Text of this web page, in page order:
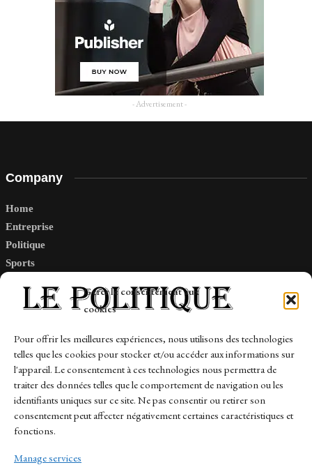
Gérer le consentement aux
cookies
Pour offrir les meilleures expériences, nous utilisons des technologies
telles que les cookies pour stocker et/ou accéder aux informations sur
l'appareil. Le consentement à ces technologies nous permettra de
traiter des données telles que le comportement de navigation ou les
identifiants uniques sur ce site. Ne pas consentir ou retirer son
consentement peut affecter négativement certaines caractéristiques et
fonctions.
Manage services
- Advertisement -
Company
Home
Entreprise
Politique
Sports
Links
Contact
Sitemap